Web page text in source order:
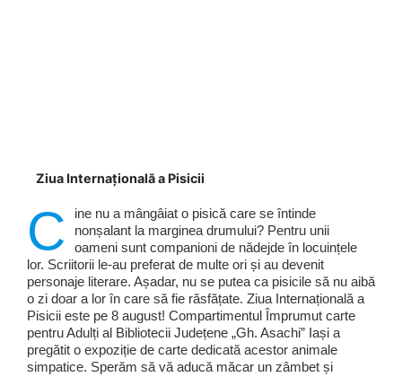
Ziua Internațională a Pisicii
C
ine nu a mângâiat o pisică care se întinde
nonșalant la marginea drumului? Pentru unii
oameni sunt companioni de nădejde în locuințele
lor. Scriitorii le-au preferat de multe ori și au devenit
personaje literare. Așadar, nu se putea ca pisicile să nu aibă
o zi doar a lor în care să fie răsfățate. Ziua Internațională a
Pisicii este pe 8 august! Compartimentul Împrumut carte
pentru Adulți al Bibliotecii Județene „Gh. Asachi” Iași a
pregătit o expoziție de carte dedicată acestor animale
simpatice. Sperăm să vă aducă măcar un zâmbet și